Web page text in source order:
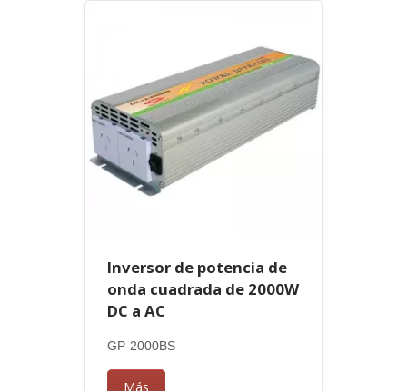
Inversor de potencia de
onda cuadrada de 2000W
DC a AC
GP-2000BS
Más